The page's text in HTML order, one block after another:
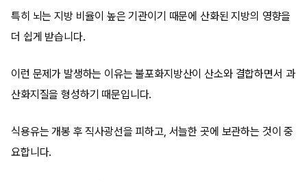
특히 뇌는 지방 비율이 높은 기관이기 때문에 산화된 지방의 영향을
더 쉽게 받습니다.
이런 문제가 발생하는 이유는 불포화지방산이 산소와 결합하면서 과
산화지질을 형성하기 때문입니다.
식용유는 개봉 후 직사광선을 피하고, 서늘한 곳에 보관하는 것이 중
요합니다.